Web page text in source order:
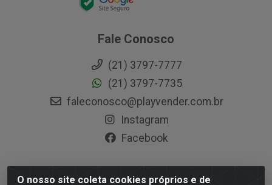
O nosso site coleta cookies próprios e de
Fale Conosco
(21) 3797-7777
(21) 3797-7735
faleconosco@playvender.com.br
Instagram
Facebook